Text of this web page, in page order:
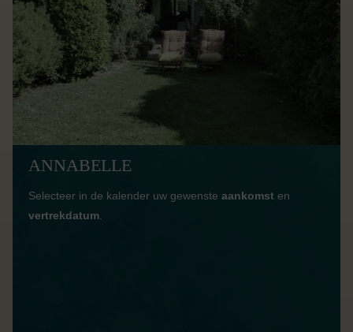
ANNABELLE
Selecteer in de kalender uw gewenste aankomst en
vertrekdatum